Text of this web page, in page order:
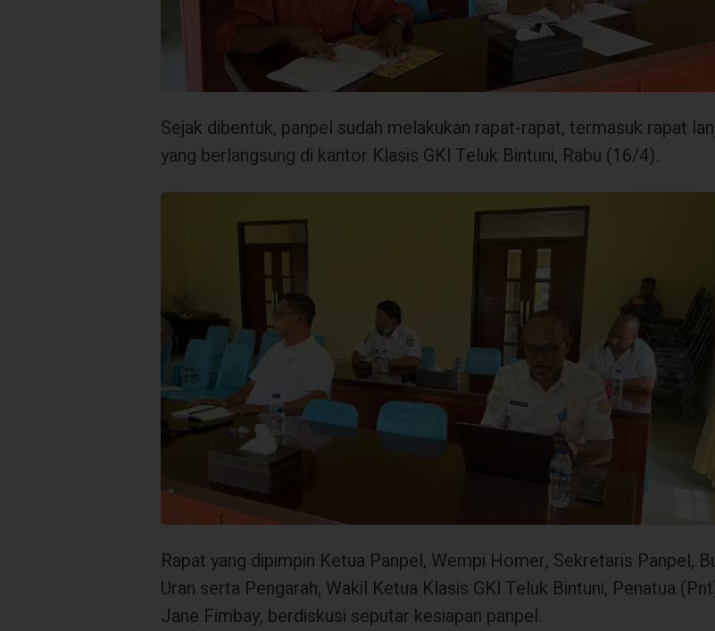
Sejak dibentuk, panpel sudah melakukan rapat-rapat, termasuk rapat
yang berlangsung di kantor Klasis GKI Teluk Bintuni, Rabu (16/4).
Rapat yang dipimpin Ketua Panpel, Wempi Homer, Sekretaris Panpel,
Uran serta Pengarah, Wakil Ketua Klasis GKI Teluk Bintuni, Penatua
Jane Fimbay, berdiskusi seputar kesiapan panpel.